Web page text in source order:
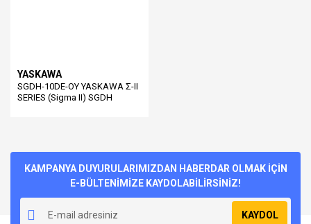
YASKAWA
SGDH-10DE-OY YASKAWA Σ-II
SERIES (Sigma II) SGDH
KAMPANYA DUYURULARIMIZDAN HABERDAR OLMAK İÇİN
E-BÜLTENİMİZE KAYDOLABİLİRSİNİZ!
KAYDOL